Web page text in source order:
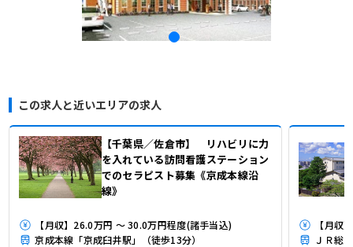
この求人と近いエリアの求人
【千葉県／佐倉市】 リハビリに力
を入れている訪問看護ステーション
でのセラピスト募集《京成本線沿
線》
【月収】26.0万円 ～ 30.0万円程度(諸手当込)
京成本線「京成臼井駅」（徒歩13分）
【月収
ＪＲ総